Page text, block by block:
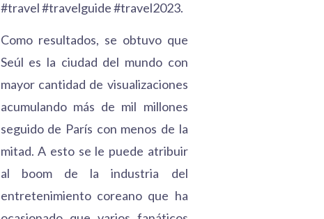
#travel #travelguide #travel2023.
Como resultados, se obtuvo que
Seúl es la ciudad del mundo con
mayor cantidad de visualizaciones
acumulando más de mil millones
seguido de París con menos de la
mitad. A esto se le puede atribuir
al boom de la industria del
entretenimiento coreano que ha